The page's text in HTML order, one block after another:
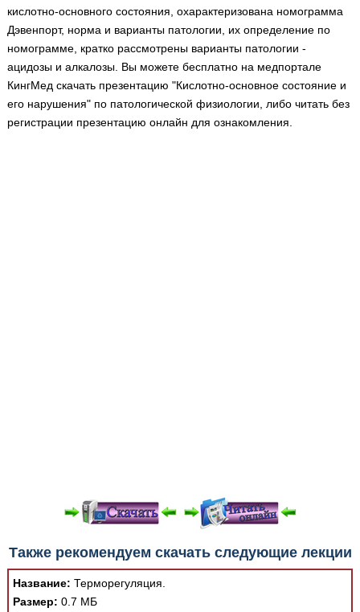
Статьи
Новости (244)
Медицинская стандартизация
Нормативы экстренной и неотложной помощи
кислотно-основного состояния, охарактеризована номограмма
Дэвенпорт, норма и варианты патологии, их определение по
номограмме, кратко рассмотрены варианты патологии -
ацидозы и алкалозы. Вы можете бесплатно на медпортале
КингМед скачать презентацию "Кислотно-основное состояние и
его нарушения" по патологической физиологии, либо читать без
регистрации презентацию онлайн для ознакомления.
При просмотре в режиме "Читать онлайн" возможны
различные ошибки отображения документа в результате
отсутствия поддержки Вашим браузером шрифтов и
изменения размеров исходных шаблонов. При
Также рекомендуем скачать следующие лекции
Название: Терморегуляция.
Размер: 0.7 МБ